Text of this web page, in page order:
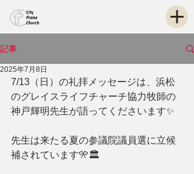
記事
2025年7月8日
7/13（日）の礼拝メッセージは、浜松
のグレイスライフチャーチ協力牧師の
神戸輝明先生が語ってくださいます✨
先生は来たる夏の参議院議員選に立候
補されています🎌🏛️